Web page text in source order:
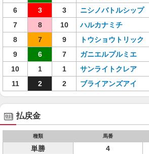
6
3 3 ニシノバトルシップ
7
8 10 ハルカナミチ
8
7 9 トウショウトリック
9
6 7 ガニエルプルミエ
10
1 1 サンライトクレア
11
2 2 ブライアンズアイ
払戻金
種類 馬番
単勝 4